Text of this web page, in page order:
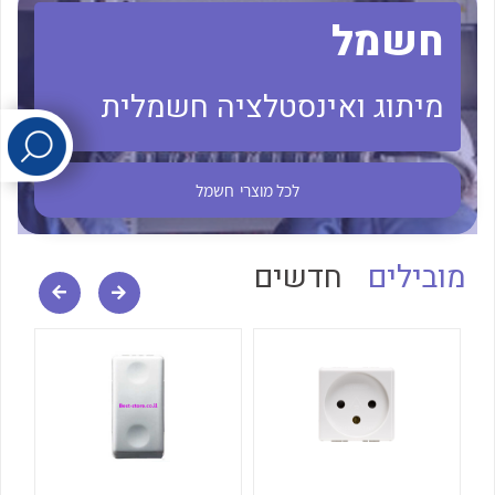
לכל מוצרי היצרן לכל מוצרי היצרן
חשמל
מיתוג ואינסטלציה חשמלית
לכל מוצרי חשמל
מובילים חדשים